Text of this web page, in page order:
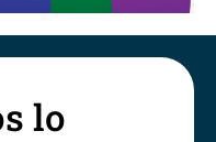
lo